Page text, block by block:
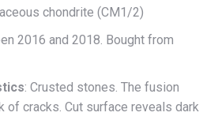
chondrite (CM1/2)
2016 and 2018. Bought from
: Crusted stones. The fusion
of cracks. Cut surface reveals dark